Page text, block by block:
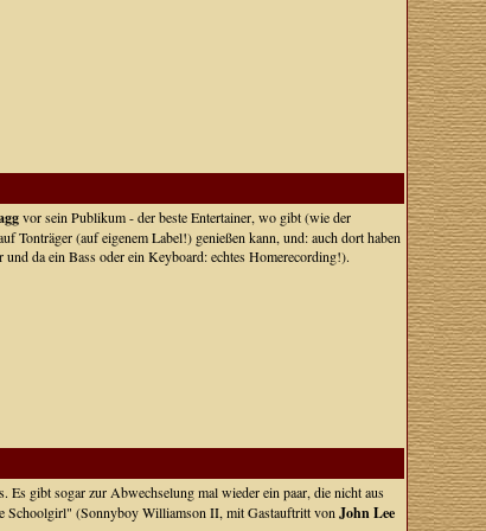
vor sein Publikum - der beste Entertainer, wo gibt (wie der
Tonträger (auf eigenem Label!) genießen kann, und: auch dort haben
da ein Bass oder ein Keyboard: echtes Homerecording!).
Es gibt sogar zur Abwechselung mal wieder ein paar, die nicht aus
Schoolgirl" (Sonnyboy Williamson II, mit Gastauftritt von John Lee